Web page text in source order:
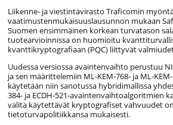
Liikenne- ja viestintävirasto Traficomin
vaatimustenmukaisuuslausunnon mukaan
Suomen ensimmäinen korkean turvatason
tuotearvioinnissa on huomioitu
kvanttikryptografiaan (PQC) liittyvät
Uudessa versiossa avaintenvaihto perustuu
ja sen määrittelemiin ML-KEM-768- ja ML-
käytetään niin sanotussa hybridimallissa
384- ja ECDH-521-avaintenvaihtoalgoritmien
valita käytettävät kryptografiset vahvuudet
tietoturvapolitiikkansa mukaisesti.